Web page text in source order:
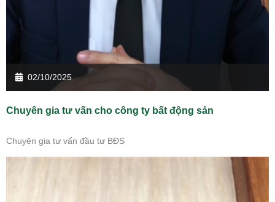
02/10/2025
Chuyên gia tư vấn cho công ty bất động sản
Chuyên gia tư vấn đầu tư BĐS